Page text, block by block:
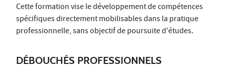
Cette formation vise le développement de compétences
spécifiques directement mobilisables dans la pratique
professionnelle, sans objectif de poursuite d'études.
DÉBOUCHÉS PROFESSIONNELS